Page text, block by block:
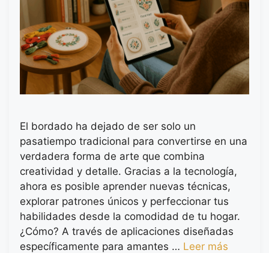
El bordado ha dejado de ser solo un
pasatiempo tradicional para convertirse en una
verdadera forma de arte que combina
creatividad y detalle. Gracias a la tecnología,
ahora es posible aprender nuevas técnicas,
explorar patrones únicos y perfeccionar tus
habilidades desde la comodidad de tu hogar.
¿Cómo? A través de aplicaciones diseñadas
específicamente para amantes … Leer más